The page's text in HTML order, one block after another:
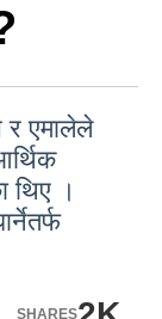
र एमालेले
थिए ।
SHARES